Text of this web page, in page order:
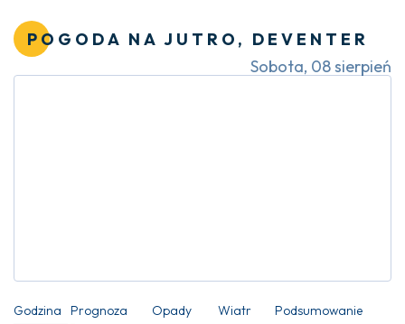
POGODA NA JUTRO, DEVENTER
Sobota, 08 sierpień
Godzina Prognoza Opady Wiatr Podsumowanie